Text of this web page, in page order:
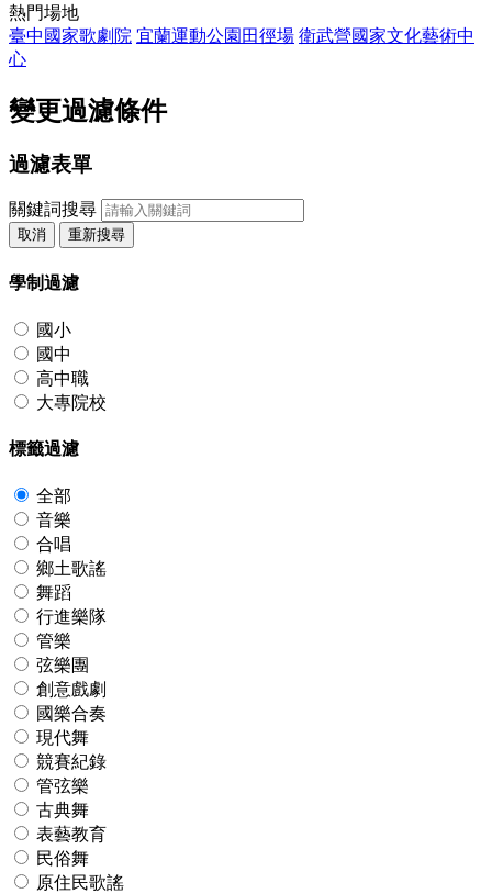
熱門場地
臺中國家歌劇院 宜蘭運動公園田徑場 衛武營國家文化藝術中
心
變更過濾條件
過濾表單
關鍵詞搜尋
取消 重新搜尋
學制過濾
國小
國中
高中職
大專院校
標籤過濾
全部
音樂
合唱
鄉土歌謠
舞蹈
行進樂隊
管樂
弦樂團
創意戲劇
國樂合奏
現代舞
競賽紀錄
管弦樂
古典舞
表藝教育
民俗舞
原住民歌謠